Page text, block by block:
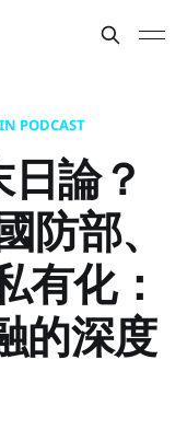
PODCAST
論？
部、
有化：
的深度